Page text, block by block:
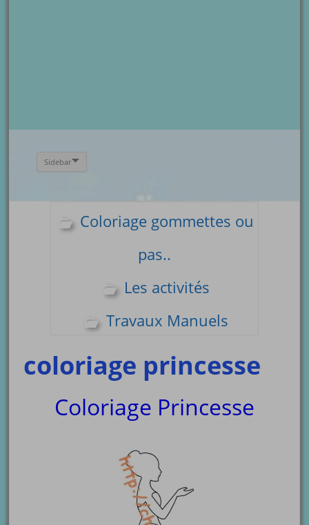
Sidebar
Coloriage gommettes ou
pas..
Les activités
Travaux Manuels
coloriage princesse
Coloriage Princesse